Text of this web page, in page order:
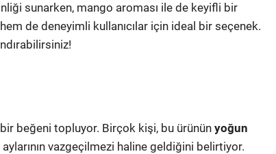
sunarken, mango aroması ile de keyifli bir
de deneyimli kullanıcılar için ideal bir seçenek.
beğeni topluyor. Birçok kişi, bu ürünün yoğun
vazgeçilmezi haline geldiğini belirtiyor.